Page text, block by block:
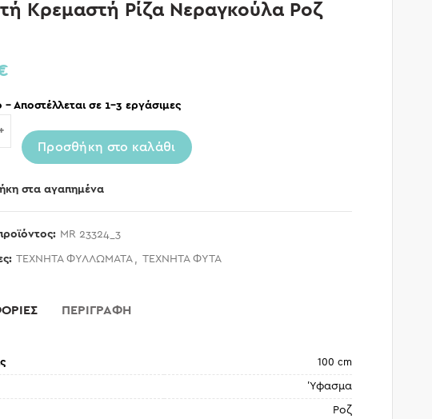
Κρεμαστή Ρίζα Νεραγκούλα Ροζ
– Αποστέλλεται σε 1-3 εργάσιμες
Προσθήκη στο καλάθι
στα αγαπημένα
MR 23324_3
ΤΕΧΝΗΤΑ ΦΥΛΛΩΜΑΤΑ , ΤΕΧΝΗΤΑ ΦΥΤΑ
ΠΕΡΙΓΡΑΦΉ
100 cm
Ύφασμα
Ροζ